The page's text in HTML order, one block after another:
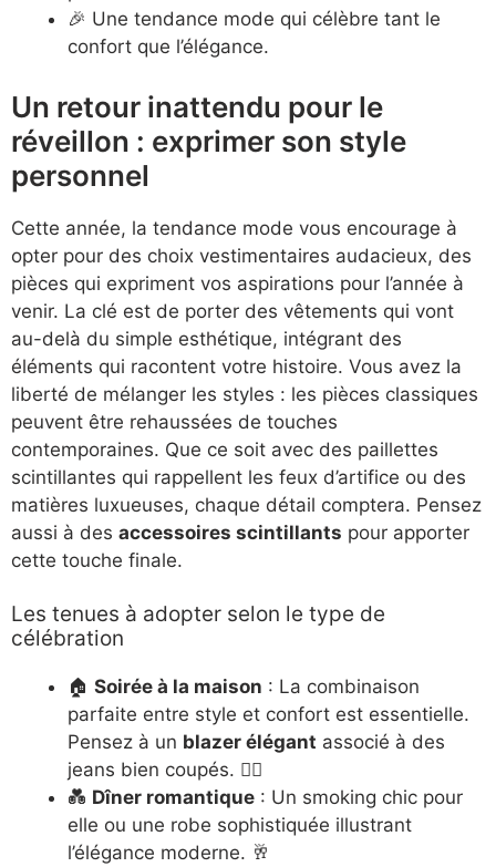
🎉 Une tendance mode qui célèbre tant le
confort que l’élégance.
Un retour inattendu pour le
réveillon : exprimer son style
personnel
Cette année, la tendance mode vous encourage à
opter pour des choix vestimentaires audacieux, des
pièces qui expriment vos aspirations pour l’année à
venir. La clé est de porter des vêtements qui vont
au-delà du simple esthétique, intégrant des
éléments qui racontent votre histoire. Vous avez la
liberté de mélanger les styles : les pièces classiques
peuvent être rehaussées de touches
contemporaines. Que ce soit avec des paillettes
scintillantes qui rappellent les feux d’artifice ou des
matières luxueuses, chaque détail comptera. Pensez
aussi à des accessoires scintillants pour apporter
cette touche finale.
Les tenues à adopter selon le type de
célébration
🏠 Soirée à la maison : La combinaison
parfaite entre style et confort est essentielle.
Pensez à un blazer élégant associé à des
jeans bien coupés. 🦸‍♀️
💑 Dîner romantique : Un smoking chic pour
elle ou une robe sophistiquée illustrant
l’élégance moderne. 🥂